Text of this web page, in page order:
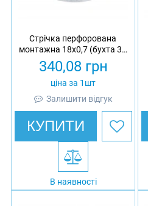
Стрічка перфорована
монтажна 18х0,7 (бухта 30
м)
340,08грн
ціна за 1шт
Залишити відгук
КУПИТИ
В наявності